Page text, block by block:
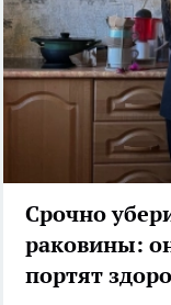
Срочно
раковины:
портят